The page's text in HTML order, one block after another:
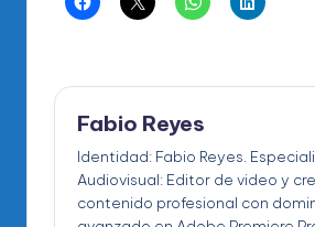
Fabio Reyes
Identidad: Fabio Reyes.
Audiovisual: Editor de video y
contenido profesional con